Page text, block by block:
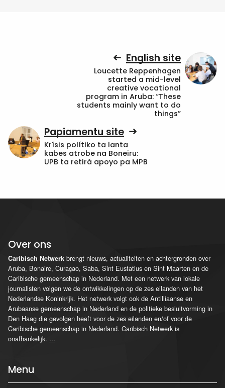
English site
Loucette Reppenhagen
started a mid-level
creative vocational
program in Aruba: “These
students mainly want to do
things”
Papiamentu site
Krísis polítiko ta lanta
kabes atrobe na Boneiru:
UPB ta retirá apoyo pa MPB
Over ons
Caribisch Netwerk brengt nieuws, actualiteiten en achtergronden over
Aruba, Bonaire, Curaçao, Saba, Sint Eustatius en Sint Maarten en de
Caribische gemeenschap in Nederland. Met een netwerk van lokale
journalisten volgen we de ontwikkelingen op de zes eilanden van het
Nederlandse Koninkrijk. Het netwerk volgt ook de Antilliaanse en
Arubaanse gemeenschap in Nederland en de politieke besluitvorming in
Den Haag die gevolgen heeft voor de zes eilanden en/of voor de
Caribische gemeenschap in Nederland. Caribisch Netwerk is
onafhankelijk. ...
Menu